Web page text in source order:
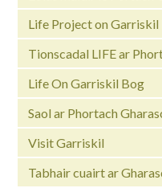
Life Project on Garriskil
Tionscadal LIFE ar
Life On Garriskil Bog
Saol ar Phortach
Visit Garriskil
Tabhair cuairt ar